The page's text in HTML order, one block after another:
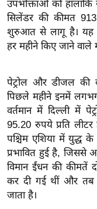
ख्सि
य
त
ग
इं
डि
या
सा
हि
त्य
ज
ग
उपभोक्ताओं को हालांकि
सिलेंडर की कीमत
शुरुआत से लागू है। यह
हर महीने किए जाने वाले
पेट्रोल और डीजल की
पिछले महीने इनमें लगभग
वर्तमान में दिल्ली में
95.20 रुपये प्रति
पश्चिम एशिया में युद्ध
प्रभावित हुई है, जिससे
विमान ईंधन की
कर दी गई थीं और तब
जाता है।